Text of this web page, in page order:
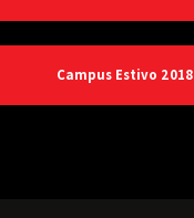
Campus Estivo 2018